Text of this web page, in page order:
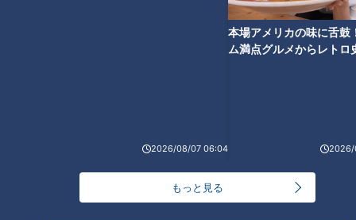
2026/08/07 06:04
本場アメリカの味に舌鼓
ム満点グルメからレトロ
2026/
もっと見る
のかき揚げ」の作り方【キユー
ピー３分クッキング】
「鮭のわさびじょうゆ焼きアボ
「桜えびとじゃこの混ぜめし・
ー３分クッキング】